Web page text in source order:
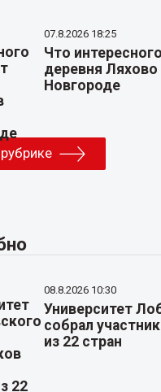
07.8.2026 18:25
Что
деревня
Новгороде
08.8.2026 10:30
Университет
собрал
из 22 стран